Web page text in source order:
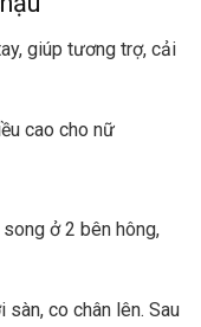
giúp tương trợ, cải
cao cho nữ
ở 2 bên hông,
co chân lên. Sau